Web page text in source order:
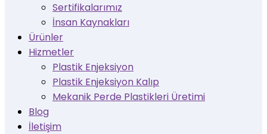
Sertifikalarımız
İnsan Kaynakları
Ürünler
Hizmetler
Plastik Enjeksiyon
Plastik Enjeksiyon Kalıp
Mekanik Perde Plastikleri Üretimi
Blog
İletişim